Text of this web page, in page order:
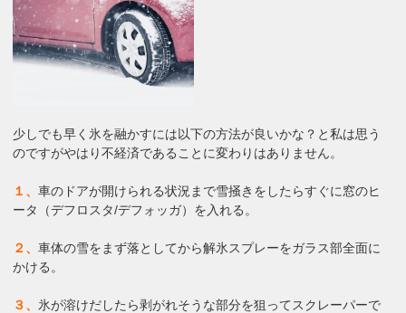
少しでも早く氷を融かすには以下の方法が良いかな？と私は思う
のですがやはり不経済であることに変わりはありません。
１、車のドアが開けられる状況まで雪掻きをしたらすぐに窓のヒ
ータ（デフロスタ/デフォッガ）を入れる。
２、車体の雪をまず落としてから解氷スプレーをガラス部全面に
かける。
３、 氷が溶けだしたら剥がれそうな部分を狙ってスクレーパーで